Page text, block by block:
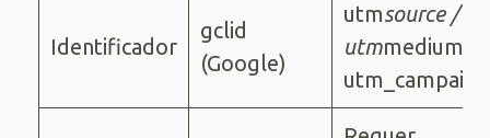
Identificador
gclid
(Google)
utmsource /
utmmedium /
utm_campaign